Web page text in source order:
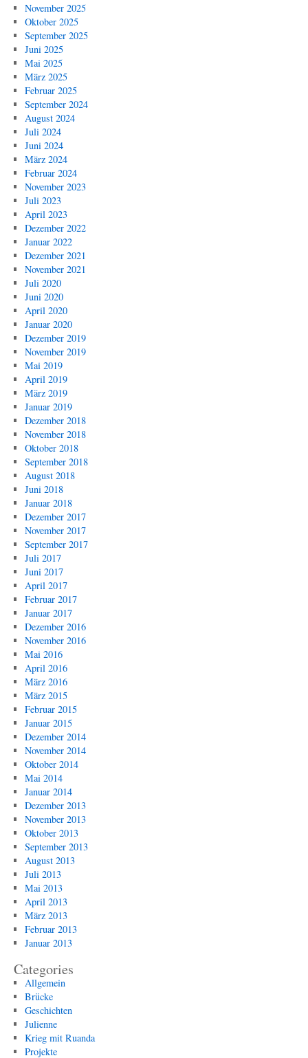
November 2025
Oktober 2025
September 2025
Juni 2025
Mai 2025
März 2025
Februar 2025
September 2024
August 2024
Juli 2024
Juni 2024
März 2024
Februar 2024
November 2023
Juli 2023
April 2023
Dezember 2022
Januar 2022
Dezember 2021
November 2021
Juli 2020
Juni 2020
April 2020
Januar 2020
Dezember 2019
November 2019
Mai 2019
April 2019
März 2019
Januar 2019
Dezember 2018
November 2018
Oktober 2018
September 2018
August 2018
Juni 2018
Januar 2018
Dezember 2017
November 2017
September 2017
Juli 2017
Juni 2017
April 2017
Februar 2017
Januar 2017
Dezember 2016
November 2016
Mai 2016
April 2016
März 2016
März 2015
Februar 2015
Januar 2015
Dezember 2014
November 2014
Oktober 2014
Mai 2014
Januar 2014
Dezember 2013
November 2013
Oktober 2013
September 2013
August 2013
Juli 2013
Mai 2013
April 2013
März 2013
Februar 2013
Januar 2013
Categories
Allgemein
Brücke
Geschichten
Julienne
Krieg mit Ruanda
Projekte